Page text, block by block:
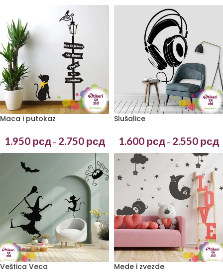
Maca i putokaz
1.950 рсд – 2.750 рсд
Slušalice
1.600 рсд – 2.550 рсд
Veštica Veca Mede i zvezde